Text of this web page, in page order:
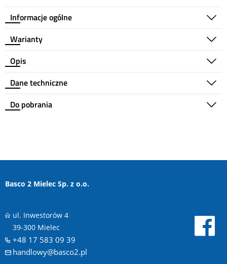
Informacje ogólne
Warianty
Opis
Dane techniczne
Do pobrania
Basco 2 Mielec Sp. z o.o.
ul. Inwestorów 4
39-300 Mielec
+48 17 583 09 39
handlowy@basco2.pl